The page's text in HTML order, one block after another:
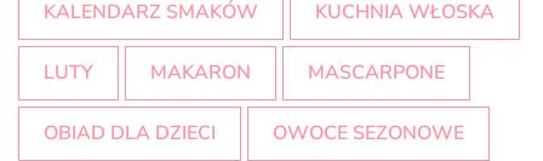
KALENDARZ SMAKÓW KUCHNIA WŁOSKA
LUTY MAKARON MASCARPONE
OBIAD DLA DZIECI OWOCE SEZONOWE